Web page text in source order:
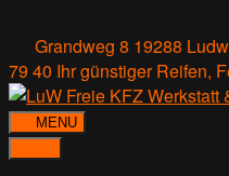
Grandweg 8 19288
79 40 Ihr günstiger Reifen,
MENU